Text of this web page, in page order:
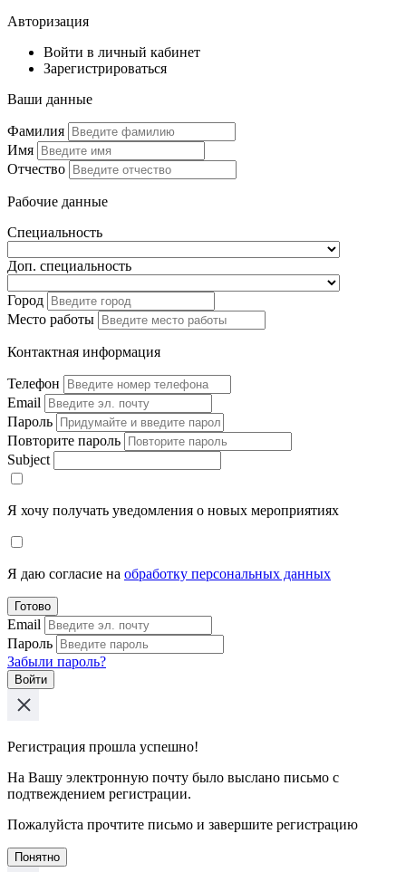
Авторизация
Войти в личный кабинет
Зарегистрироваться
Ваши данные
Фамилия
Имя
Отчество
Рабочие данные
Специальность
Доп. специальность
Город
Место работы
Контактная информация
Телефон
Email
Пароль
Повторите пароль
Subject
Я хочу получать уведомления о новых мероприятиях
Я даю согласие на обработку персональных данных
Готово
Email
Пароль
Забыли пароль?
Войти
Регистрация прошла успешно!
На Вашу электронную почту было выслано письмо с
подтвеждением регистрации.
Пожалуйста прочтите письмо и завершите регистрацию
Понятно